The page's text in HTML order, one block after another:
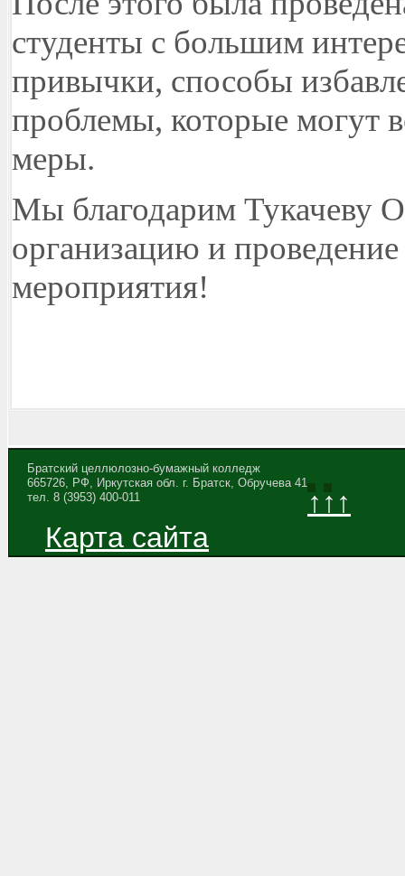
студенты с большим
привычки, способы
проблемы, которые могут
меры.
Мы благодарим Тукачеву
организацию и проведение
мероприятия!
Братский целлюлозно-бумажный колледж
665726, РФ, Иркутская обл. г. Братск, Обручева 41
тел. 8 (3953) 400-011
↑↑↑
Карта сайта